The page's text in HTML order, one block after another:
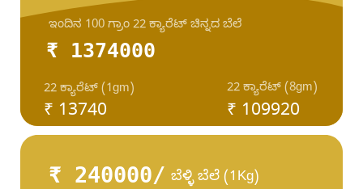
₹ 1374000
₹ 13740
22 ಕ್ಯಾರೆಟ್ (1gm) 22 ಕ್ಯಾರೆಟ್ (8gm)
ಇಂದಿನ 100 ಗ್ರಾಂ 22 ಕ್ಯಾರೆಟ್ ಚಿನ್ನದ ಬೆಲೆ
₹ 109920
₹ 240000/ ಬೆಳ್ಳಿ ಬೆಲೆ (1Kg)